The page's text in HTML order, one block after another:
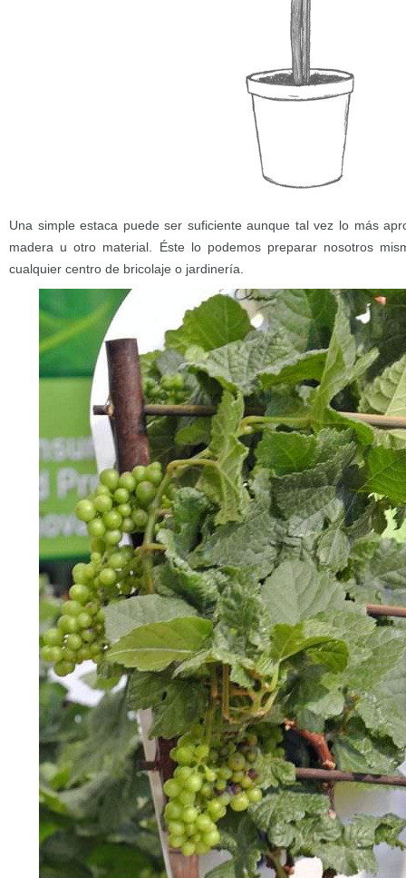
Una simple estaca puede ser suficiente aunque tal vez lo más
madera u otro material. Éste lo podemos preparar nosotros
cualquier centro de bricolaje o jardinería.